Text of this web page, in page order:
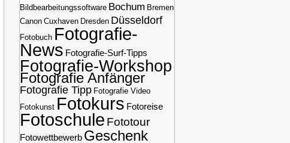
Bildbearbeitungssoftware Bochum Bremen
Canon Cuxhaven Dresden Düsseldorf
Fotobuch Fotografie-
News Fotografie-Surf-Tipps
Fotografie-Workshop
Fotografie Anfänger
Fotografie Tipp Fotografie Video
Fotokunst Fotokurs Fotoreise
Fotoschule Fototour
Fotowettbewerb Geschenk